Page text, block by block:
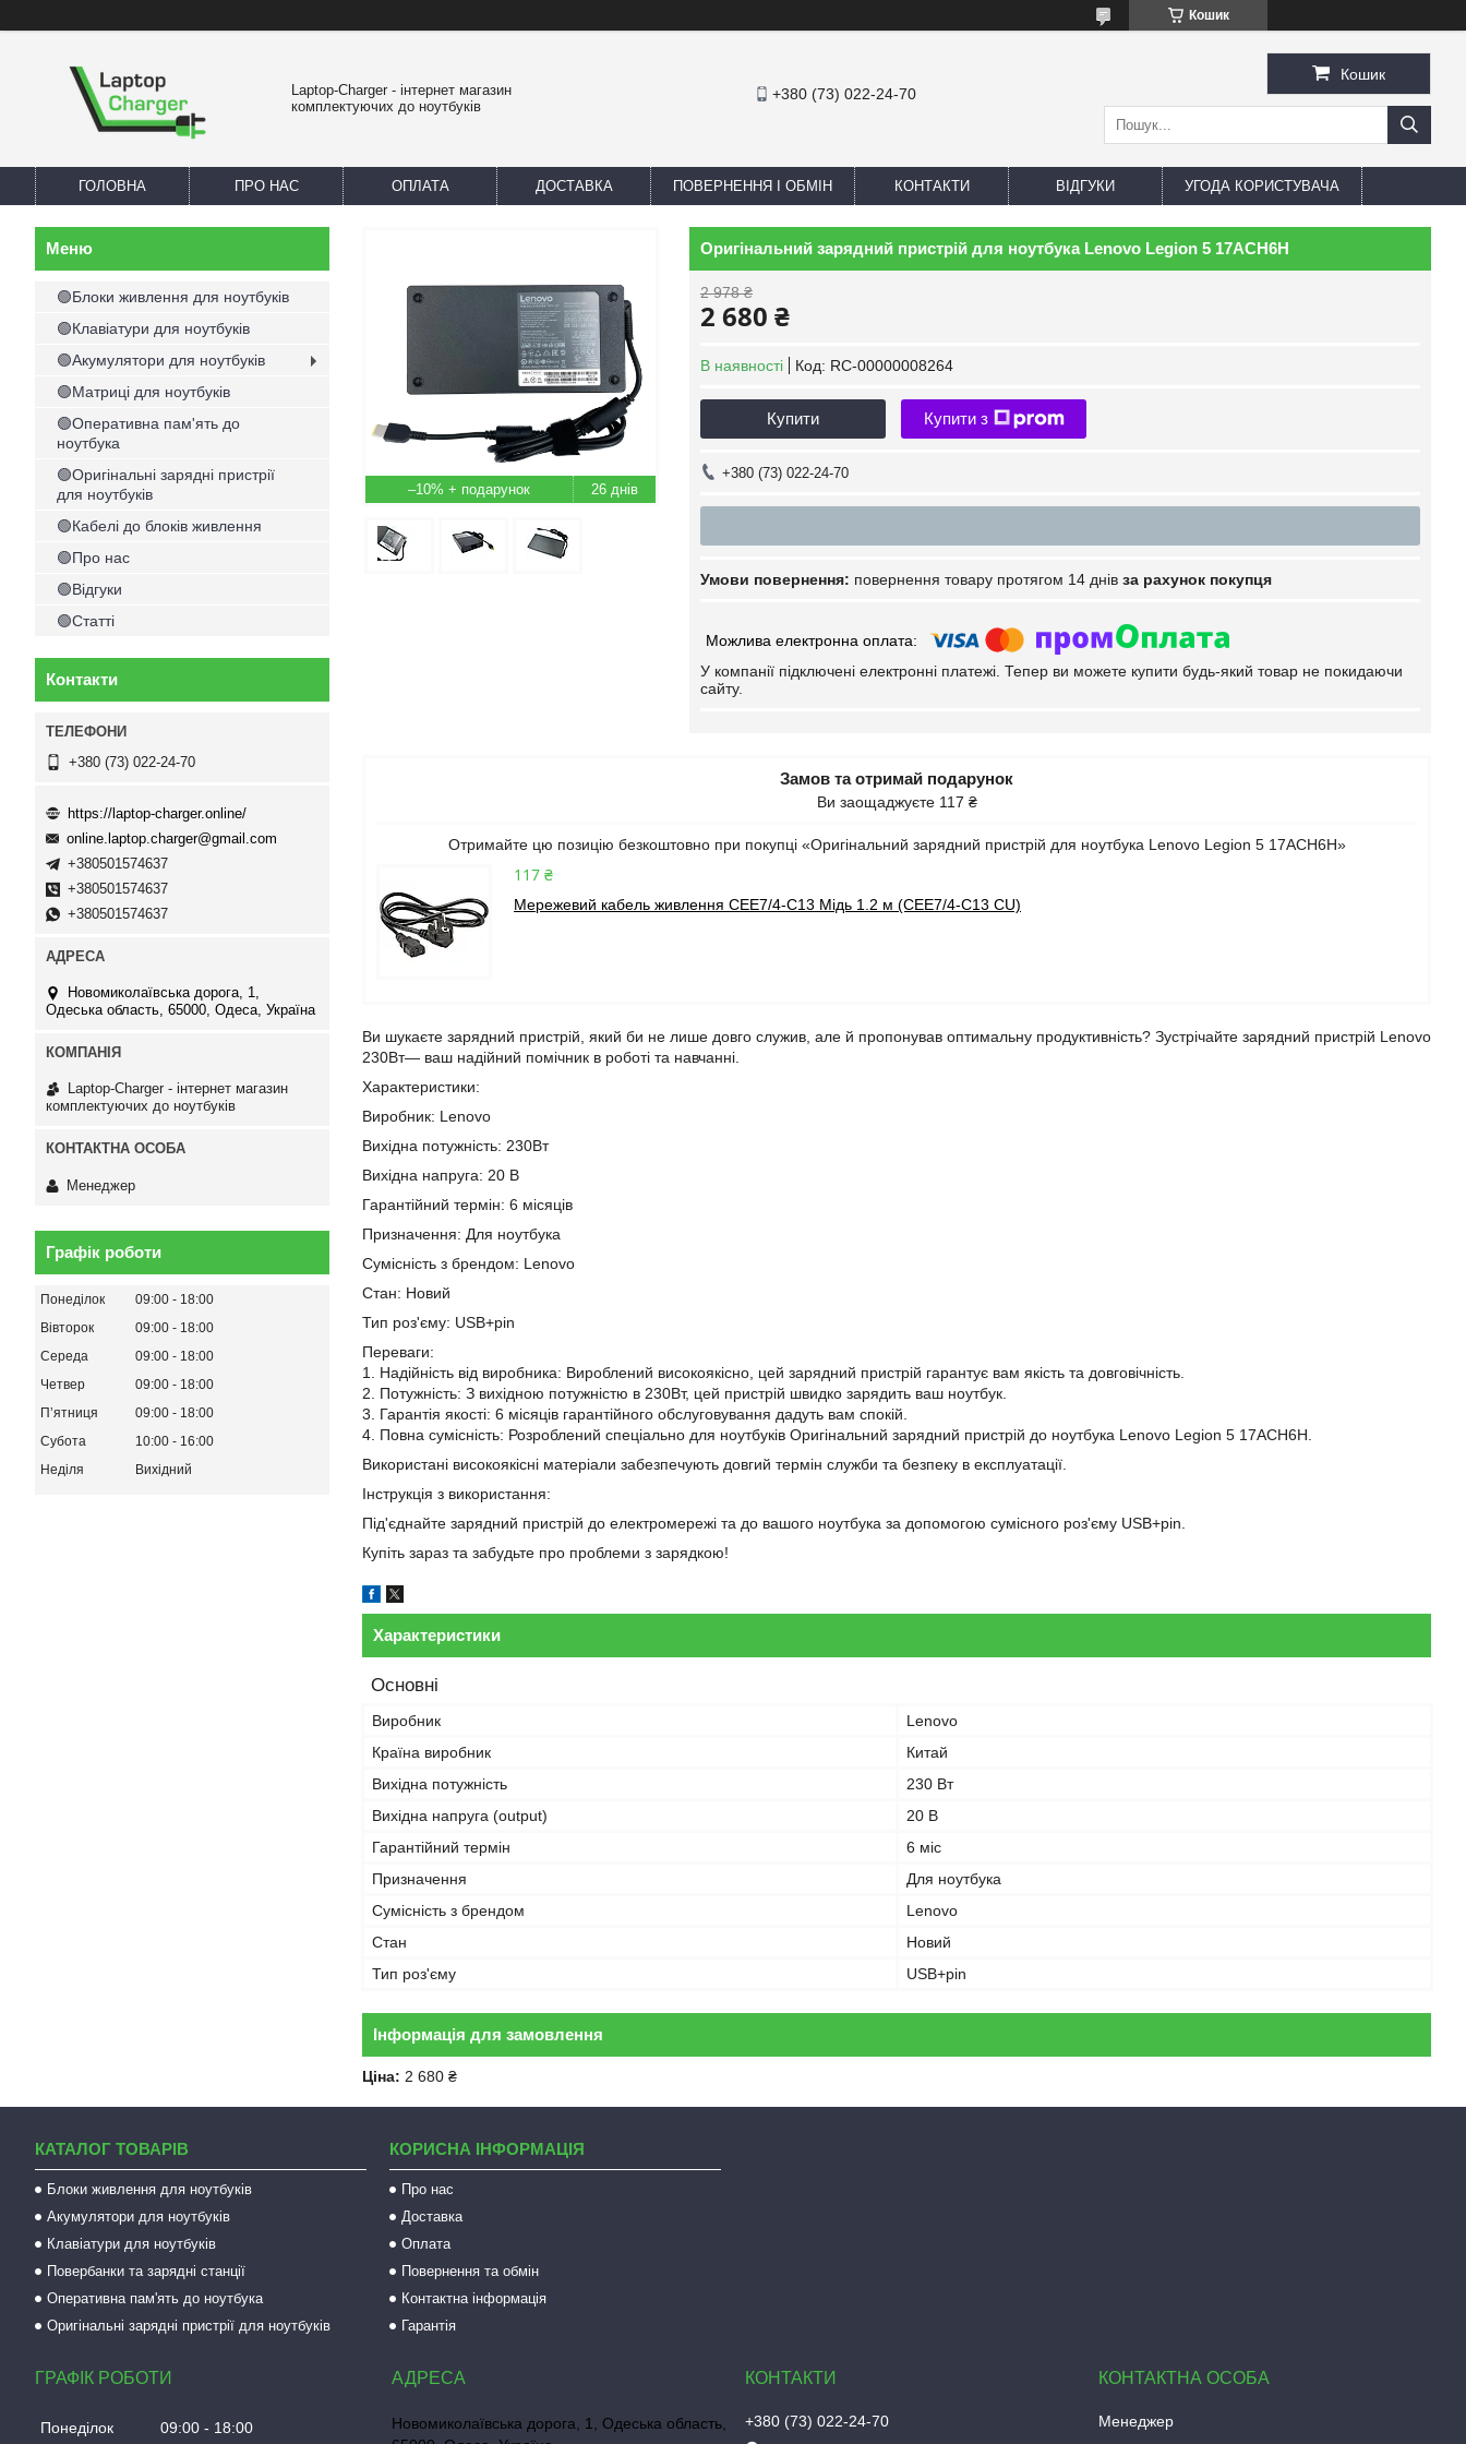
Кошик
Laptop-Charger - інтернет магазин
комплектуючих до ноутбуків
+380 (73) 022-24-70
Кошик
ГОЛОВНА ПРО НАС ОПЛАТА ДОСТАВКА ПОВЕРНЕННЯ І ОБМІН КОНТАКТИ ВІДГУКИ УГОДА КОРИСТУВАЧА
–10% 26 днів
Оригінальний зарядний пристрій для ноутбука Lenovo Legion 5 17ACH6H
2 978 ₴
2 680 ₴
В наявності Код: RC-00000008264
Купити Купити з
+380 (73) 022-24-70
повернення товару протягом 14 днів за рахунок покупця
У компанії підключені електронні платежі. Тепер ви можете купити будь-який товар не покидаючи
сайту.
Замов та отримай подарунок
Ви заощаджуєте 117 ₴
Отримайте цю позицію безкоштовно при покупці «Оригінальний зарядний пристрій для ноутбука Lenovo Legion 5 17ACH6H»
117 ₴
Мережевий кабель живлення CEE7/4-C13 Мідь 1.2 м (CEE7/4-C13 CU)
Ви шукаєте зарядний пристрій, який би не лише довго служив, але й пропонував оптимальну продуктивність? Зустрічайте зарядний пристрій Lenovo
230Вт— ваш надійний помічник в роботі та навчанні.
Характеристики:
Виробник: Lenovo
Вихідна потужність: 230Вт
Вихідна напруга: 20 В
Гарантійний термін: 6 місяців
Призначення: Для ноутбука
Сумісність з брендом: Lenovo
Стан: Новий
Тип роз'єму: USB+pin
Переваги:
1. Надійність від виробника: Вироблений високоякісно, цей зарядний пристрій гарантує вам якість та довговічність.
2. Потужність: З вихідною потужністю в 230Вт, цей пристрій швидко зарядить ваш ноутбук.
3. Гарантія якості: 6 місяців гарантійного обслуговування дадуть вам спокій.
4. Повна сумісність: Розроблений спеціально для ноутбуків Оригінальний зарядний пристрій до ноутбука Lenovo Legion 5 17ACH6H.
Використані високоякісні матеріали забезпечують довгий термін служби та безпеку в експлуатації.
Інструкція з використання:
Під'єднайте зарядний пристрій до електромережі та до вашого ноутбука за допомогою сумісного роз'єму USB+pin.
Купіть зараз та забудьте про проблеми з зарядкою!
Характеристики
Основні
Виробник
Lenovo
Країна виробник
Китай
Вихідна потужність
230 Вт
Вихідна напруга (output)
20 В
Гарантійний термін
6 міс
Призначення
Для ноутбука
Сумісність з брендом
Lenovo
Стан
Новий
Тип роз'єму
USB+pin
Інформація для замовлення
Ціна: 2 680 ₴
🟢Блоки живлення для ноутбуків
🟢Клавіатури для ноутбуків
🟢Акумулятори для ноутбуків
🟢Матриці для ноутбуків
🟢Оперативна пам'ять до
ноутбука
🟢Оригінальні зарядні пристрії
для ноутбуків
🟢Кабелі до блоків живлення
🟢Про нас
🟢Відгуки
🟢Статті
Контакти
+380 (73) 022-24-70
https://laptop-charger.online/
online.laptop.charger@gmail.com
+380501574637
+380501574637
+380501574637
Новомиколаївська дорога, 1,
Одеська область, 65000, Одеса, Україна
Laptop-Charger - інтернет магазин
комплектуючих до ноутбуків
Менеджер
Графік роботи
Понеділок 09:00
18:00
Вівторок
09:00
18:00
Середа
09:00
18:00
Четвер
09:00
18:00
Пʼятниця
09:00
18:00
Субота
10:00
16:00
Неділя
Вихідний
КАТАЛОГ ТОВАРІВ
Блоки живлення для ноутбуків
Акумулятори для ноутбуків
Клавіатури для ноутбуків
Повербанки та зарядні станції
Оперативна пам'ять до ноутбука
Оригінальні зарядні пристрії для ноутбуків
КОРИСНА ІНФОРМАЦІЯ
Про нас
Доставка
Оплата
Повернення та обмін
Контактна інформація
Гарантія
ГРАФІК РОБОТИ
Понеділок 09:00 18:00
Новомиколаївська дорога, 1, Одеська область,
+380 (73) 022-24-70
Менеджер